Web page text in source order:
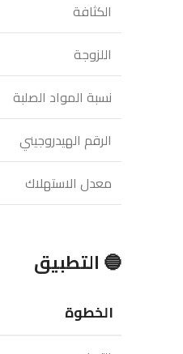
الكثافة
اللزوجة
نسبة المواد الصلبة
الرقم الهيدروجيني
معدل الاستهلاك
🔵 التطبيق
الخطوة